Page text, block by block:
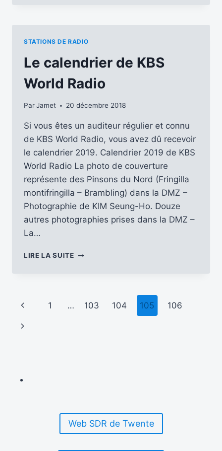
CÉLÉBRER
L’ANNÉE
DU
COCHON
STATIONS DE RADIO
Le calendrier de KBS
World Radio
ParJamet 20 décembre 2018
Si vous êtes un auditeur régulier et connu
de KBS World Radio, vous avez dû recevoir
le calendrier 2019. Calendrier 2019 de KBS
World Radio La photo de couverture
représente des Pinsons du Nord (Fringilla
montifringilla – Brambling) dans la DMZ –
Photographie de KIM Seung-Ho. Douze
autres photographies prises dans la DMZ –
La…
LIRE LA SUITELE
RADIO
Navigation
de
Page
précédente
1 … 103 104 105 106
Page
Web SDR de Twente